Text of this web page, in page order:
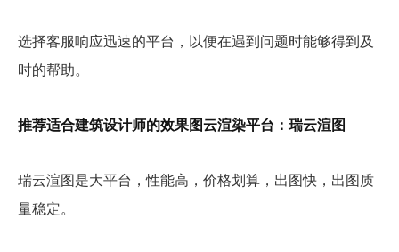
选择客服响应迅速的平台，以便在遇到问题时能够得到及
时的帮助。
推荐适合建筑设计师的效果图云渲染平台： 瑞云渲图
瑞云渲图是大平台 ，性能高，价格划算，出图快，出图质
量稳定。